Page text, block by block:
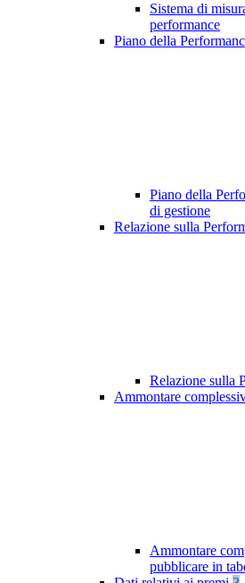
Sistema di
performance
Piano della
Piano della
di gestione
Relazione sulla
Relazione sulla
Ammontare
Ammontare
pubblicare in